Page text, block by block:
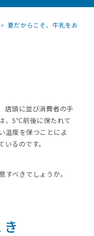
夏だからこそ、牛乳をお
店頭に並び消費者の手
、5℃前後に保たれて
温度を保つことによ
るのです。
べきでしょうか。